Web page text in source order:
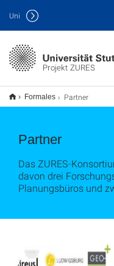
Projekt ZURES
Uni
Formales Partner
Partner
Das ZURES-
davon drei
Planungsbüros und